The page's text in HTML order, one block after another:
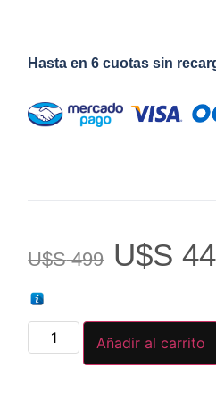
Hasta en 6 cuotas sin
U$S499 U$S
Añadir al carrito